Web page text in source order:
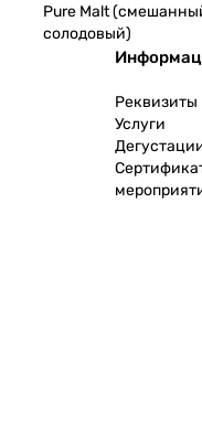
Pure Malt
солодовый)
Реквизиты
Услуги